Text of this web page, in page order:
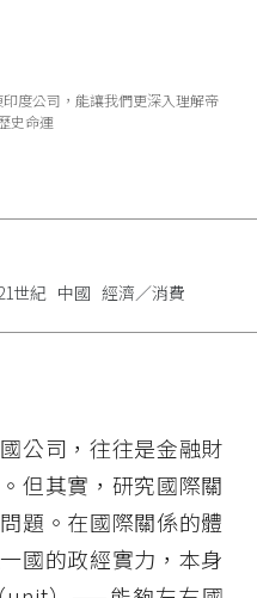
度公司，能讓我們更深入理解帝
史命運
公司，往往是金融財
但其實，研究國際關
題。在國際關係的體
國的政經實力，本身
世紀 中國 經濟／消費